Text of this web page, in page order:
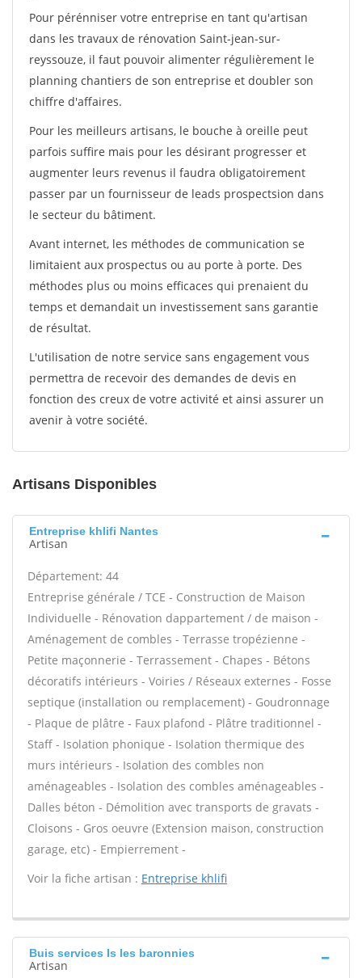
Pour pérénniser votre entreprise en tant qu'artisan
dans les travaux de rénovation Saint-jean-sur-
reyssouze, il faut pouvoir alimenter régulièrement le
planning chantiers de son entreprise et doubler son
chiffre d'affaires.
Pour les meilleurs artisans, le bouche à oreille peut
parfois suffire mais pour les désirant progresser et
augmenter leurs revenus il faudra obligatoirement
passer par un fournisseur de leads prospectsion dans
le secteur du bâtiment.
Avant internet, les méthodes de communication se
limitaient aux prospectus ou au porte à porte. Des
méthodes plus ou moins efficaces qui prenaient du
temps et demandait un investissement sans garantie
de résultat.
L'utilisation de notre service sans engagement vous
permettra de recevoir des demandes de devis en
fonction des creux de votre activité et ainsi assurer un
avenir à votre société.
Artisans Disponibles
Entreprise khlifi Nantes
Artisan
Département: 44
Entreprise générale / TCE - Construction de Maison
Individuelle - Rénovation dappartement / de maison -
Aménagement de combles - Terrasse tropézienne -
Petite maçonnerie - Terrassement - Chapes - Bétons
décoratifs intérieurs - Voiries / Réseaux externes - Fosse
septique (installation ou remplacement) - Goudronnage
- Plaque de plâtre - Faux plafond - Plâtre traditionnel -
Staff - Isolation phonique - Isolation thermique des
murs intérieurs - Isolation des combles non
aménageables - Isolation des combles aménageables -
Dalles béton - Démolition avec transports de gravats -
Cloisons - Gros oeuvre (Extension maison, construction
garage, etc) - Empierrement -
Voir la fiche artisan : Entreprise khlifi
Buis services Is les baronnies
Artisan